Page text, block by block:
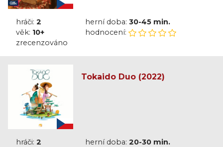
hráči: 2 herní doba: 30-45 min.
věk: 10+
hodnocení:
zrecenzováno
Tokaido Duo (2022)
hráči: 2 herní doba: 20-30 min.